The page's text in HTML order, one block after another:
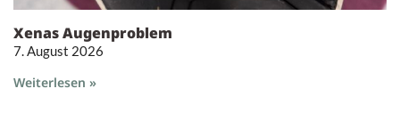
Xenas Augenproblem
7. August 2026
Weiterlesen »